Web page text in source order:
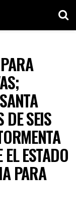
DE SEIS
ESTADO
PARA